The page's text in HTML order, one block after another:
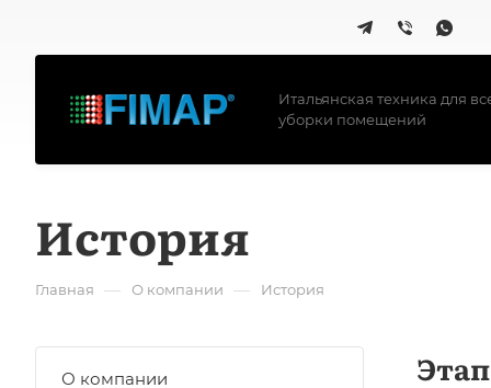
Итальянская техника для
уборки помещений
История
Главная — О компании — История
О компании